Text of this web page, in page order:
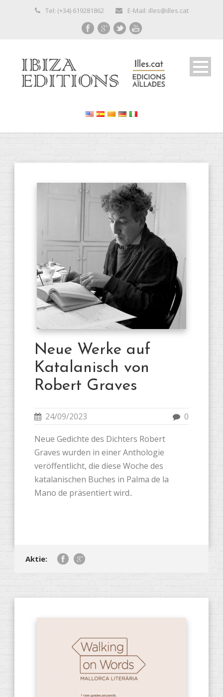
Tel: (+34) 619281862 E-Mail: illes@illes.cat
Neue Werke auf
Katalanisch von
Robert Graves
24/09/2023 0
Neue Gedichte des Dichters Robert
Graves wurden in einer Anthologie
veröffentlicht, die diese Woche des
katalanischen Buches in Palma de la
Mano de präsentiert wird..
Aktie: